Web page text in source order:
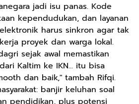
jadi isu panas. Kode
kependudukan, dan layanan
harus sinkron agar tak
proyek dan warga lokal.
sejak awal memastikan
Kaltim ke IKN... itu bisa
dan baik," tambah Rifqi.
banjir keluhan soal
pendidikan, plus potensi